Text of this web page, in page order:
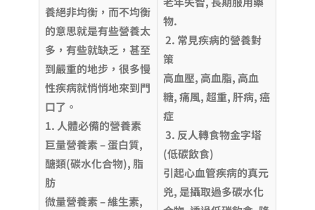
養絕非均衡，而不均衡
的意思就是有些營養太
多，有些就缺乏，甚至
到嚴重的地步，很多慢
性疾病就悄悄地來到門
口了。
1. 人體必備的營養素
巨量營養素 – 蛋白質,
醣類(碳水化合物), 脂
肪
微量營養素 – 維生素,
物.
2. 常見疾病的營養對
策
高血壓, 高血脂, 高血
糖, 痛風, 超重, 肝病, 癌
症
3. 反人轉食物金字塔
(低碳飲食)
引起心血管疾病的真元
兇, 是攝取過多碳水化